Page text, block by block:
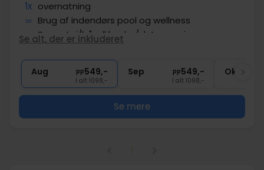
1x overnatning
∞ Brug af indendørs pool og wellness
∞
Sengetøj/håndklæder/slutrengøring
1x El, vand og gas inkluderet
Se alt, der er inkluderet
Aug pp549,-
I alt 1098,-
Sep pp549,-
I alt 1098,-
Okt
Se mere